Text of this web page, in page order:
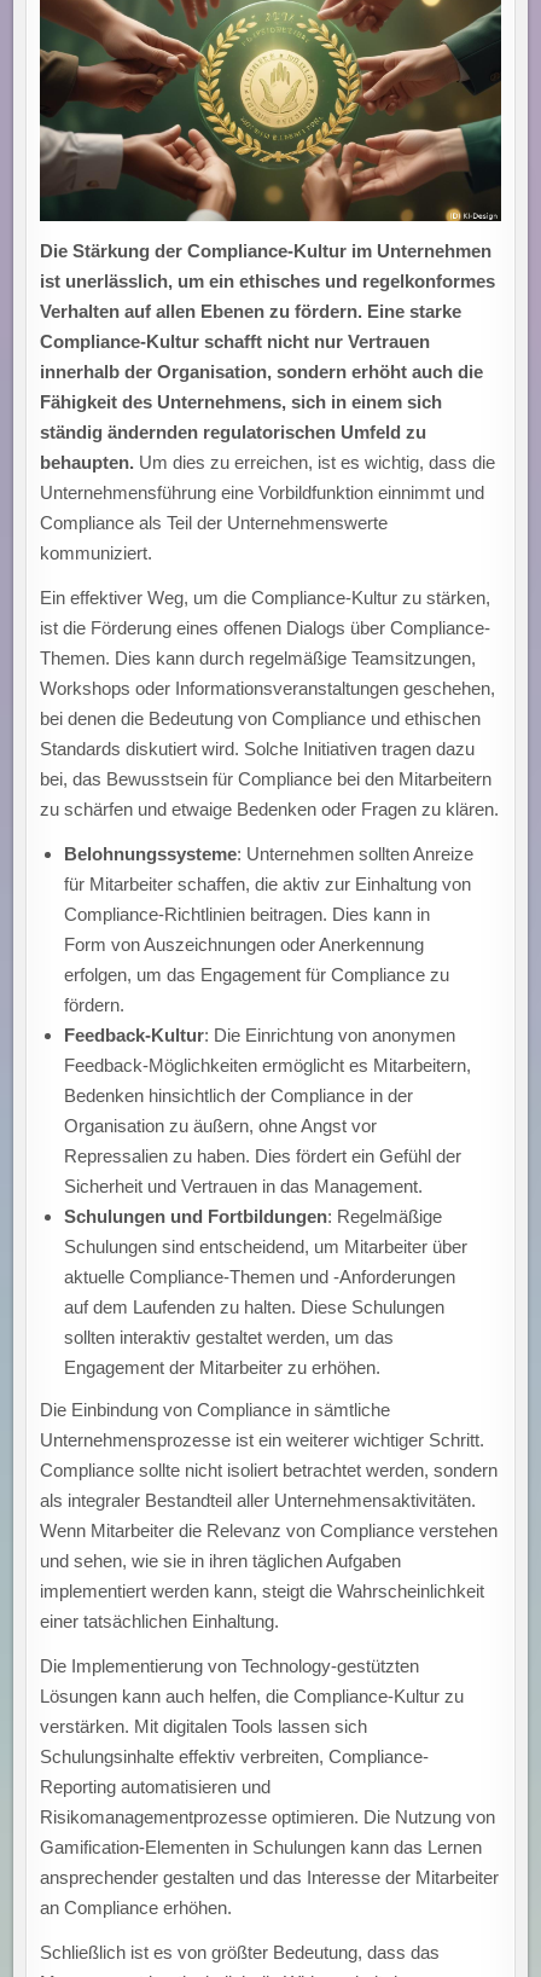
Die Stärkung der Compliance-Kultur im Unternehmen
ist unerlässlich, um ein ethisches und regelkonformes
Verhalten auf allen Ebenen zu fördern. Eine starke
Compliance-Kultur schafft nicht nur Vertrauen
innerhalb der Organisation, sondern erhöht auch die
Fähigkeit des Unternehmens, sich in einem sich
ständig ändernden regulatorischen Umfeld zu
behaupten. Um dies zu erreichen, ist es wichtig, dass die
Unternehmensführung eine Vorbildfunktion einnimmt und
Compliance als Teil der Unternehmenswerte
kommuniziert.
Ein effektiver Weg, um die Compliance-Kultur zu stärken,
ist die Förderung eines offenen Dialogs über Compliance-
Themen. Dies kann durch regelmäßige Teamsitzungen,
Workshops oder Informationsveranstaltungen geschehen,
bei denen die Bedeutung von Compliance und ethischen
Standards diskutiert wird. Solche Initiativen tragen dazu
bei, das Bewusstsein für Compliance bei den Mitarbeitern
zu schärfen und etwaige Bedenken oder Fragen zu klären.
Belohnungssysteme: Unternehmen sollten Anreize
für Mitarbeiter schaffen, die aktiv zur Einhaltung von
Compliance-Richtlinien beitragen. Dies kann in
Form von Auszeichnungen oder Anerkennung
erfolgen, um das Engagement für Compliance zu
fördern.
Feedback-Kultur: Die Einrichtung von anonymen
Feedback-Möglichkeiten ermöglicht es Mitarbeitern,
Bedenken hinsichtlich der Compliance in der
Organisation zu äußern, ohne Angst vor
Repressalien zu haben. Dies fördert ein Gefühl der
Sicherheit und Vertrauen in das Management.
Schulungen und Fortbildungen: Regelmäßige
Schulungen sind entscheidend, um Mitarbeiter über
aktuelle Compliance-Themen und -Anforderungen
auf dem Laufenden zu halten. Diese Schulungen
sollten interaktiv gestaltet werden, um das
Engagement der Mitarbeiter zu erhöhen.
Die Einbindung von Compliance in sämtliche
Unternehmensprozesse ist ein weiterer wichtiger Schritt.
Compliance sollte nicht isoliert betrachtet werden, sondern
als integraler Bestandteil aller Unternehmensaktivitäten.
Wenn Mitarbeiter die Relevanz von Compliance verstehen
und sehen, wie sie in ihren täglichen Aufgaben
implementiert werden kann, steigt die Wahrscheinlichkeit
einer tatsächlichen Einhaltung.
Die Implementierung von Technology-gestützten
Lösungen kann auch helfen, die Compliance-Kultur zu
verstärken. Mit digitalen Tools lassen sich
Schulungsinhalte effektiv verbreiten, Compliance-
Reporting automatisieren und
Risikomanagementprozesse optimieren. Die Nutzung von
Gamification-Elementen in Schulungen kann das Lernen
ansprechender gestalten und das Interesse der Mitarbeiter
an Compliance erhöhen.
Schließlich ist es von größter Bedeutung, dass das